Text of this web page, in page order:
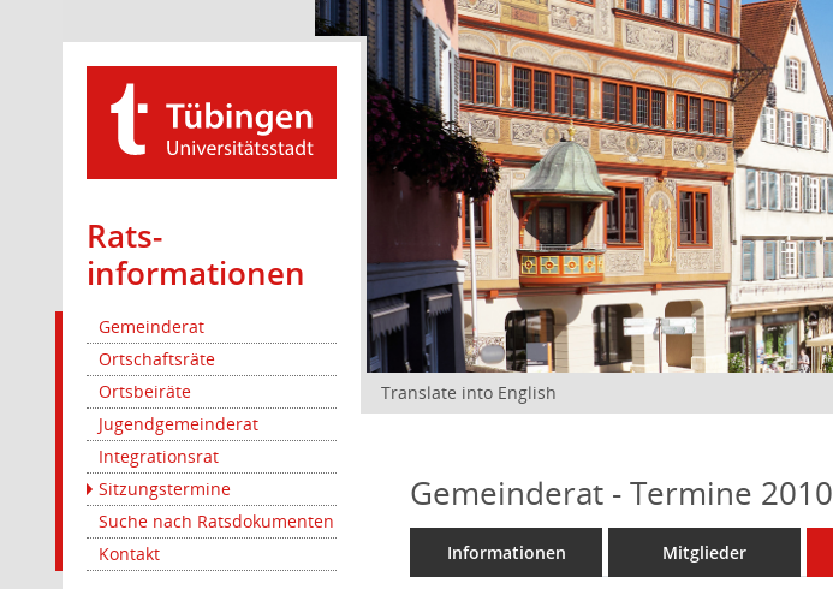
Rats­
informationen
Gemeinderat
Ortschaftsräte
Ortsbeiräte
Jugendgemeinderat
Integrationsrat
Sitzungstermine
Suche nach Ratsdokumenten
Kontakt
Translate into English
Gemeinderat - Termine 2010
Informationen Mitglieder